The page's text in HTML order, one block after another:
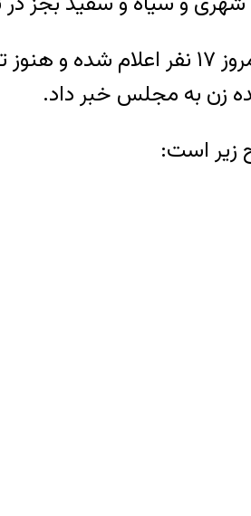
این در حالی است که تعداد زنان راه
زیر است: